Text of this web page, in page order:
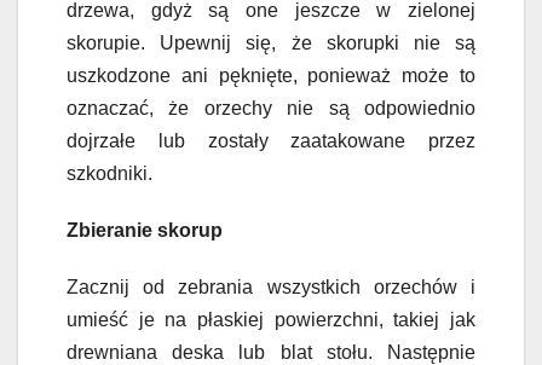
drzewa, gdyż są one jeszcze w zielonej
skorupie. Upewnij się, że skorupki nie są
uszkodzone ani pęknięte, ponieważ może to
oznaczać, że orzechy nie są odpowiednio
dojrzałe lub zostały zaatakowane przez
szkodniki.
Zbieranie skorup
Zacznij od zebrania wszystkich orzechów i
umieść je na płaskiej powierzchni, takiej jak
drewniana deska lub blat stołu. Następnie